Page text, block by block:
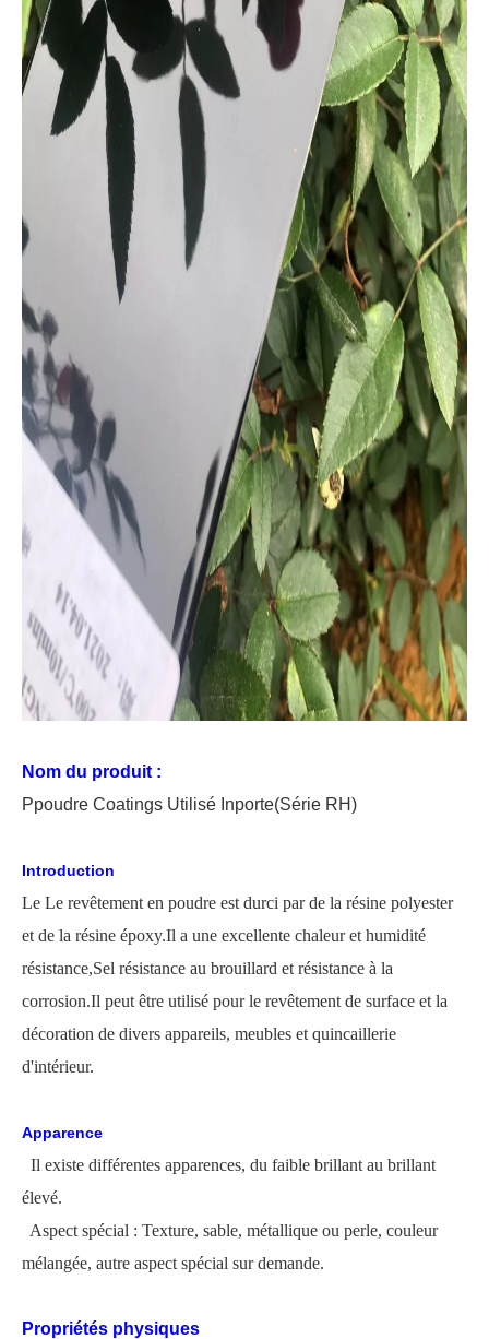
Nom du produit :
Ppoudre Coatings Utilisé Inporte(Série RH)
Introduction
Le Le revêtement en poudre est durci par de la résine polyester
et de la résine époxy.Il a une excellente chaleur et humidité
résistance,Sel résistance au brouillard et résistance à la
corrosion.Il peut être utilisé pour le revêtement de surface et la
décoration de divers appareils, meubles et quincaillerie
d'intérieur.
Apparence
Il existe différentes apparences, du faible brillant au brillant
élevé.
Aspect spécial : Texture, sable, métallique ou perle, couleur
mélangée, autre aspect spécial sur demande.
Propriétés physiques